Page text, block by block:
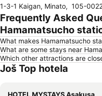
1-3-1 Kaigan, Minato, 105-
Frequently Asked
Hamamatsucho
What makes Hamamatsucho
What are some stays near
Which other attractions are
Još Top hotela
HOTEL MYSTAYS Asakusa